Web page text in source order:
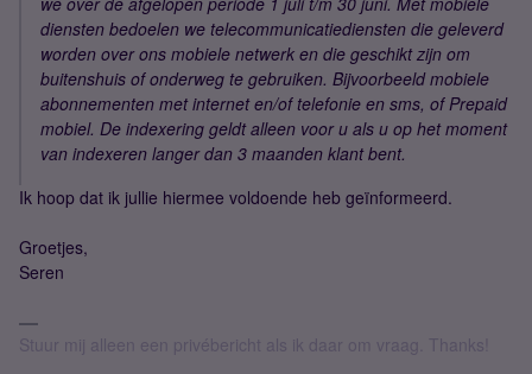
diensten bedoelen we telecommunicatiediensten die geleverd
worden over ons mobiele netwerk en die geschikt zijn om
buitenshuis of onderweg te gebruiken. Bijvoorbeeld mobiele
abonnementen met internet en/of telefonie en sms, of Prepaid
mobiel. De indexering geldt alleen voor u als u op het moment
van indexeren langer dan 3 maanden klant bent.
Ik hoop dat ik jullie hiermee voldoende heb geïnformeerd.
Groetjes,
Seren
Stuur mij alleen een privébericht als ik daar om vraag. Thanks!